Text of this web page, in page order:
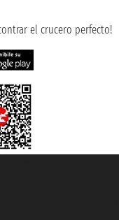
el crucero perfecto!